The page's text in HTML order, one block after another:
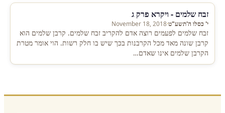
זבח שלמים - ויקרא פרק ג
י' כסלו ה'תשע"ט·
November 18, 2018
זבח שלמים לפעמים רוצה אדם להקריב זבח שלמים. קרבן שלמים הוא
קרבן שונה מאד מכל הקרבנות בכך שיש בו חלק רשות. הוי אומר מטרת
הקרבן שלמים אינו שאדם…